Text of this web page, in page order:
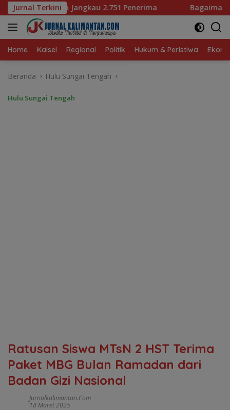
Langsung
ke
konten
Jurnal Terkini
Penerima Bagaimana KIP Hadapi Deepfake dan
Home Kalsel Regional Politik Hukum & Peristiwa
Beranda Hulu Sungai Tengah
Hulu Sungai Tengah
Ratusan Siswa MTsN 2 HST Terima
Paket MBG Bulan Ramadan dari
Badan Gizi Nasional
Jurnalkalimantan.com
18 Maret 2025